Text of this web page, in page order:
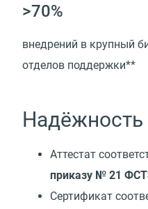
>70%
внедрений в крупный
отделов поддержки**
Надёжность
Аттестат
приказу № 21
Сертификат